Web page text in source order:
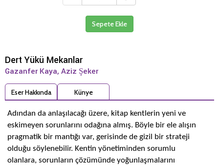
Sepete Ekle
Dert Yükü Mekanlar
Gazanfer Kaya, Aziz Şeker
Eser Hakkında Künye
Adından da anlaşılacağı üzere, kitap kentlerin yeni ve
eskimeyen sorunlarını odağına almış. Böyle bir ele alışın
pragmatik bir mantığı var, gerisinde de gizil bir strateji
olduğu söylenebilir. Kentin yönetiminden sorumlu
olanlara, sorunların çözümünde yoğunlaşmalarını